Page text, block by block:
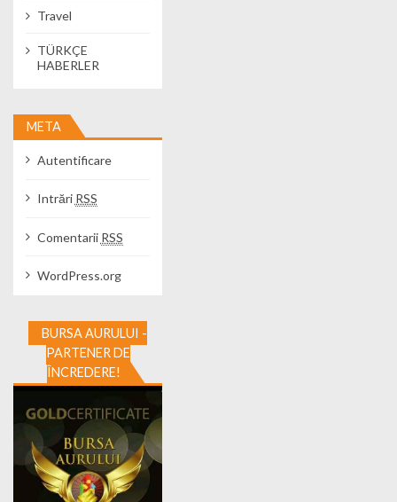
Travel
TÜRKÇE
HABERLER
META
Autentificare
Intrări RSS
Comentarii RSS
WordPress.org
BURSA AURULUI -
PARTENER DE
ÎNCREDERE!